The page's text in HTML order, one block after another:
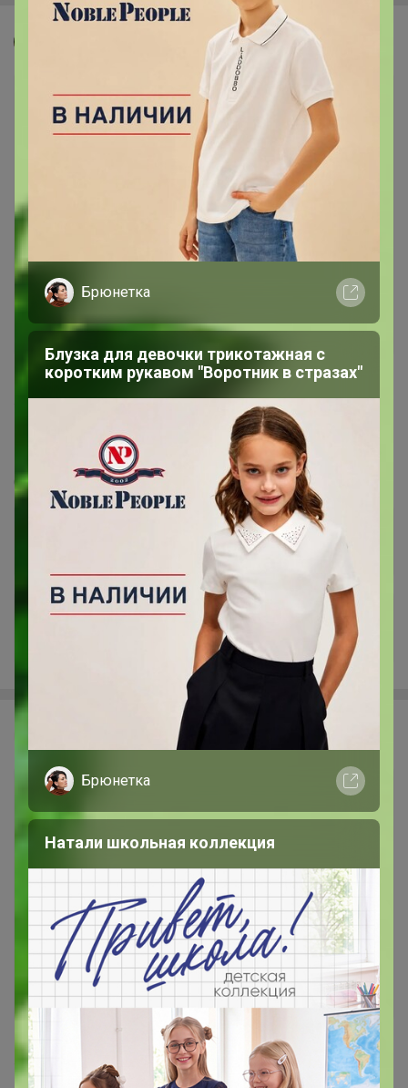
441 4.9 6.4K 561.2K 1.2K 21 100%
CLOXY -60%. Капсульные коллекции от
российских дизайнеров. ❤ Новая капсула
размера PLUS SIZE! ❤
Стоп 10 августа
+398
135 7.3K 532 5
Брюнетка
Блузка для девочки трикотажная с
коротким рукавом "Воротник в стразах"
Брюнетка
Натали школьная коллекция